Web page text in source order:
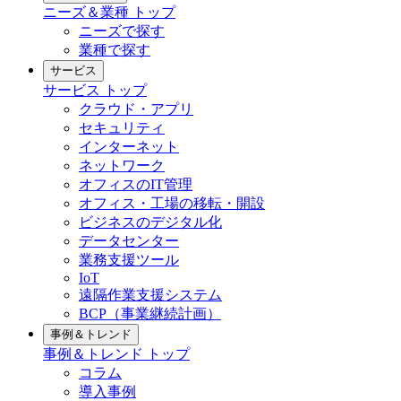
ニーズ＆業種 トップ
ニーズで探す
業種で探す
サービス
サービス
トップ
クラウド・アプリ
セキュリティ
インターネット
ネットワーク
オフィスのIT管理
オフィス・工場の移転・開設
ビジネスのデジタル化
データセンター
業務支援ツール
IoT
遠隔作業支援システム
BCP（事業継続計画）
事例＆トレンド
事例＆トレンド
トップ
コラム
導入事例